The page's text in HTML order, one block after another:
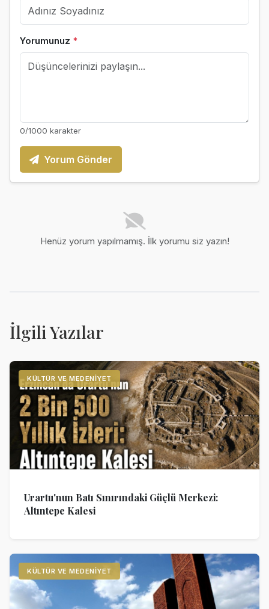
Yorumunuz *
0/1000 karakter
Yorum Gönder
Henüz yorum yapılmamış. İlk yorumu siz yazın!
İlgili Yazılar
KÜLTÜR VE MEDENIYET
Urartu'nun Batı Sınırındaki Güçlü Merkezi:
Altıntepe Kalesi
KÜLTÜR VE MEDENIYET